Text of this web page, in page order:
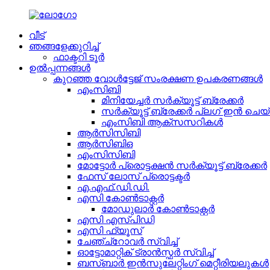
വീട്
ഞങ്ങളേക്കുറിച്ച്
ഫാക്ടറി ടൂർ
ഉൽപ്പന്നങ്ങൾ
കുറഞ്ഞ വോൾട്ടേജ് സംരക്ഷണ ഉപകരണങ്ങൾ
എംസിബി
മിനിയേച്ചർ സർക്യൂട്ട് ബ്രേക്കർ
സർക്യൂട്ട് ബ്രേക്കർ പ്ലഗ് ഇൻ
എംസിബി ആക്‌സസറികൾ
ആർസിസിബി
ആർ‌സി‌ബി‌ഒ
എംസിസിബി
മോട്ടോർ പ്രൊട്ടക്ഷൻ സർക്യൂട്ട് ബ്രേക്കർ
ഫേസ് ലോസ് പ്രൊട്ടക്ടർ
എ.എഫ്.ഡി.ഡി.
എസി കോൺടാക്റ്റർ
മോഡുലാർ കോൺടാക്റ്റർ
എസി എസ്പിഡി
എസി ഫ്യൂസ്
ചേഞ്ച്‌റോവർ സ്വിച്ച്
ഓട്ടോമാറ്റിക് ട്രാൻസ്ഫർ സ്വിച്ച്
ബസ്ബാർ ഇൻസുലേറ്റിംഗ് മെറ്റീരിയലുകൾ